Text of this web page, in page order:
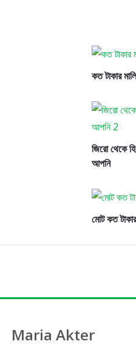
কত টাকার
জিরো থেকে
আপনি
মোট কত
Maria Akter